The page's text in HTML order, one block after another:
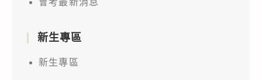
新生專區
新生專區